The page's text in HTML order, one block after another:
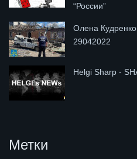
“России”
Олена
29042022
Helgi Sharp -
Метки